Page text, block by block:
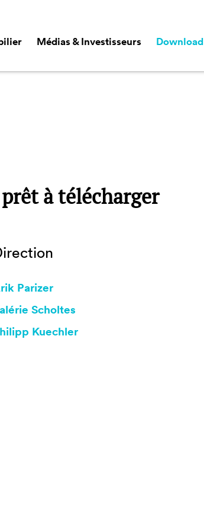
Médias & Investisseurs Download
à télécharger
Parizer
Scholtes
Kuechler